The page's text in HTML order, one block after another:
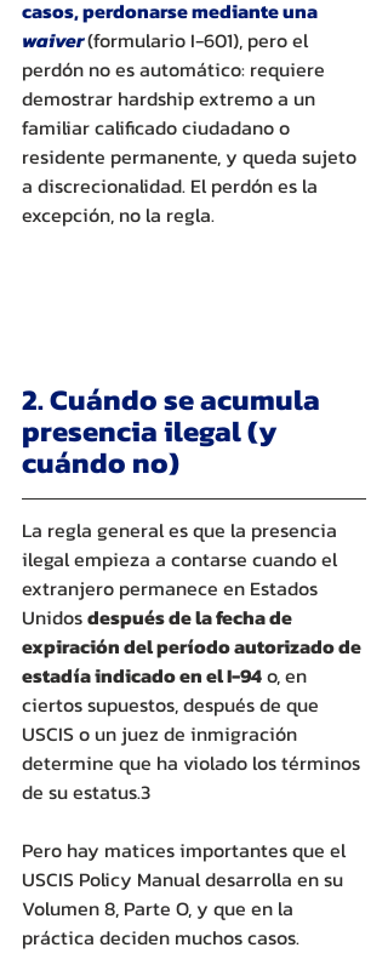
casos, perdonarse mediante una
waiver(formulario I-601), pero el
perdón no es automático: requiere
demostrar hardship extremo a un
familiar calificado ciudadano o
residente permanente, y queda sujeto
a discrecionalidad. El perdón es la
excepción, no la regla.
2. Cuándo se acumula
presencia ilegal (y
cuándo no)
La regla general es que la presencia
ilegal empieza a contarse cuando el
extranjero permanece en Estados
Unidos después de la fecha de
expiración del período autorizado de
estadía indicado en el I-94 o, en
ciertos supuestos, después de que
USCIS o un juez de inmigración
determine que ha violado los términos
de su estatus.3
Pero hay matices importantes que el
USCIS Policy Manual desarrolla en su
Volumen 8, Parte O, y que en la
práctica deciden muchos casos.